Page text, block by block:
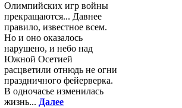
Олимпийских игр войны
прекращаются... Давнее
правило, известное всем.
Но и оно оказалось
нарушено, и небо над
Южной Осетией
расцветили отнюдь не огни
праздничного фейерверка.
В одночасье изменилась
жизнь... Далее